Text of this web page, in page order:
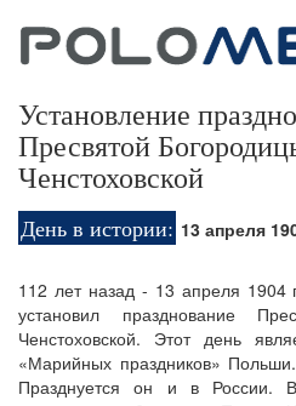
Установление
Пресвятой
Ченстоховской
День в истории: 13 апреля
112 лет назад - 13 апреля
установил празднование
Ченстоховской. Этот день
«Марийных праздников»
Празднуется он и в России.